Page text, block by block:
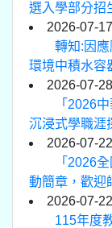
選入學部分招
2026-07-17
轉知:因
環境中積水容
2026-07-28
「2026
沉浸式學職涯
2026-07-22
「2026
動簡章，歡迎
2026-07-22
115年度